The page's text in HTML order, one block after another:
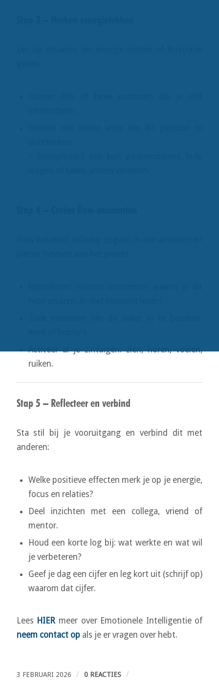
Activeer al je zintuigen: zien, horen, voelen,
ruiken.
Stap 5 – Reflecteer en verbind
Sta stil bij je vooruitgang en verbind dit met
anderen:
Welke positieve effecten merk je op je energie,
focus en relaties?
Deel inzichten met een collega, vriend of
mentor.
Houd een korte log bij: wat werkte en wat wil
je verbeteren?
Geef je dag een cijfer en leg kort uit (schrijf op)
waarom dat cijfer.
Lees HIERmeer over Emotionele Intelligentie of
neem contact opals je er vragen over hebt.
3 FEBRUARI 2026 / 0 REACTIES /